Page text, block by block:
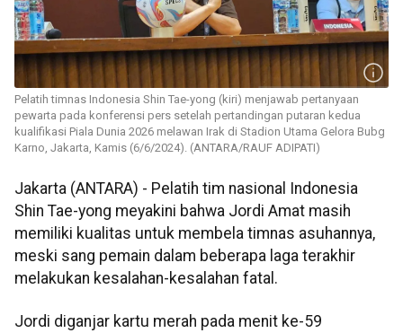
Pelatih timnas Indonesia Shin Tae-yong (kiri) menjawab pertanyaan
pewarta pada konferensi pers setelah pertandingan putaran kedua
kualifikasi Piala Dunia 2026 melawan Irak di Stadion Utama Gelora Bubg
Karno, Jakarta, Kamis (6/6/2024). (ANTARA/RAUF ADIPATI)
Jakarta (ANTARA) - Pelatih tim nasional Indonesia
Shin Tae-yong meyakini bahwa Jordi Amat masih
memiliki kualitas untuk membela timnas asuhannya,
meski sang pemain dalam beberapa laga terakhir
melakukan kesalahan-kesalahan fatal.
Jordi diganjar kartu merah pada menit ke-59